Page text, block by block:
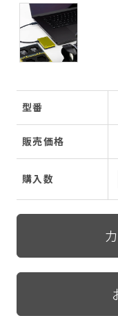
型番
販売価格
購入数